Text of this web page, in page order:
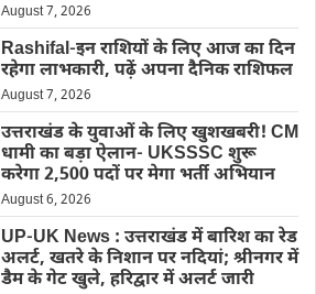
August 7, 2026
Rashifal-इन राशियों के लिए आज का दिन
रहेगा लाभकारी, पढ़ें अपना दैनिक राशिफल
August 7, 2026
उत्तराखंड के युवाओं के लिए खुशखबरी! CM
धामी का बड़ा ऐलान- UKSSSC शुरू
करेगा 2,500 पदों पर मेगा भर्ती अभियान
August 6, 2026
UP-UK News : उत्तराखंड में बारिश का रेड
अलर्ट, खतरे के निशान पर नदियां; श्रीनगर में
डैम के गेट खुले, हरिद्वार में अलर्ट जारी